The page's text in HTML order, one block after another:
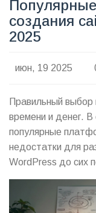
создания
2025
июн, 19 2025
Правильный
времени и денег.
популярные
недостатки для
WordPress до сих
сегодня
Много примеров
подсказок по